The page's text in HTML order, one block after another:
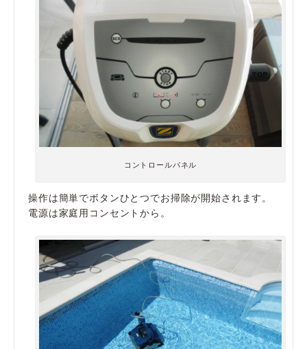
コントロールパネル
操作は簡単でボタンひとつでお掃除が開始されます。
電源は家庭用コンセントから。